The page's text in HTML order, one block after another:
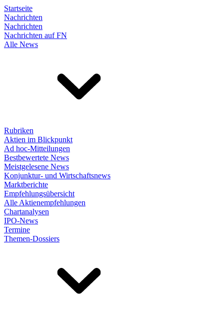
Startseite
Nachrichten
Nachrichten
Nachrichten auf FN
Alle News
Rubriken
Aktien im Blickpunkt
Ad hoc-Mitteilungen
Bestbewertete News
Meistgelesene News
Konjunktur- und Wirtschaftsnews
Marktberichte
Empfehlungsübersicht
Alle Aktienempfehlungen
Chartanalysen
IPO-News
Termine
Themen-Dossiers